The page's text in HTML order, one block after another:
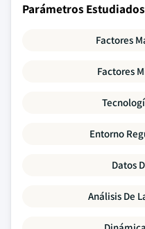
Parámetros
Factores
Factores
Entorno
Datos
Análisis De